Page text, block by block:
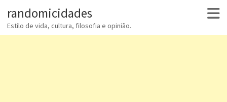
randomicidades
Estilo de vida, cultura, filosofia e opinião.